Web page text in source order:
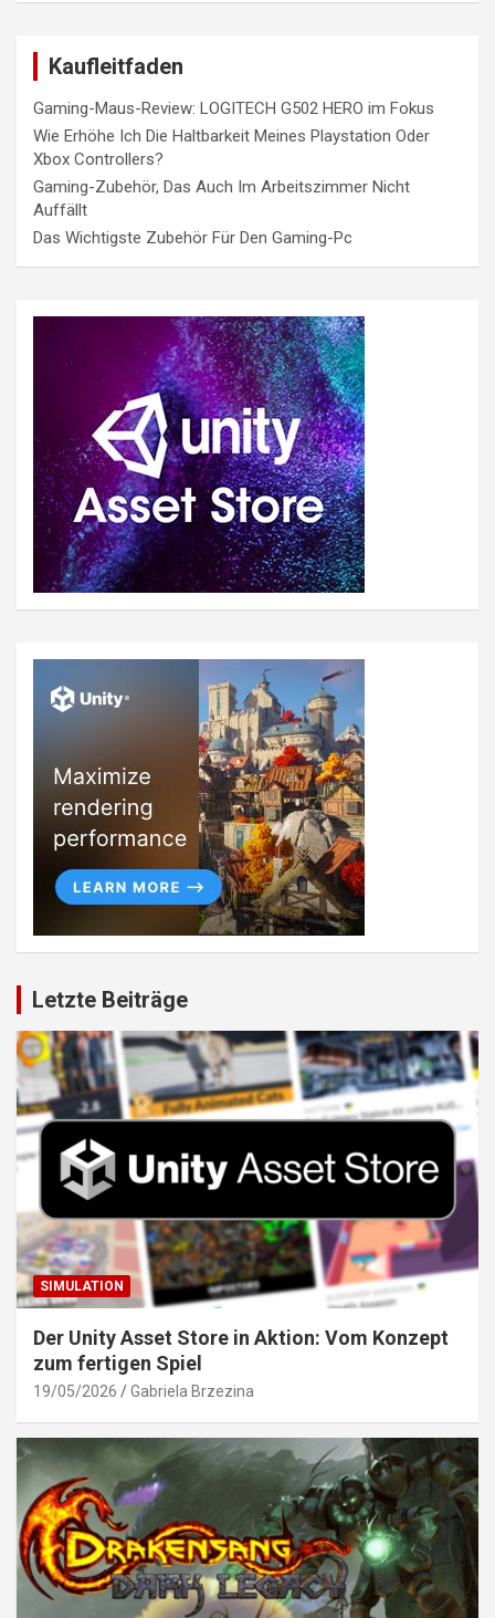
Kaufleitfaden
Gaming-Maus-Review: LOGITECH G502 HERO im Fokus
Wie Erhöhe Ich Die Haltbarkeit Meines Playstation Oder
Xbox Controllers?
Gaming-Zubehör, Das Auch Im Arbeitszimmer Nicht
Auffällt
Das Wichtigste Zubehör Für Den Gaming-Pc
Letzte Beiträge
SIMULATION
Der Unity Asset Store in Aktion: Vom Konzept
zum fertigen Spiel
19/05/2026 Gabriela Brzezina